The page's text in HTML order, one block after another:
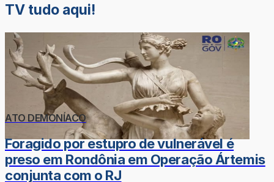
TV tudo aqui!
ATO DEMONÍACO
Foragido por estupro de vulnerável é
preso em Rondônia em Operação Ártemis
conjunta com o RJ